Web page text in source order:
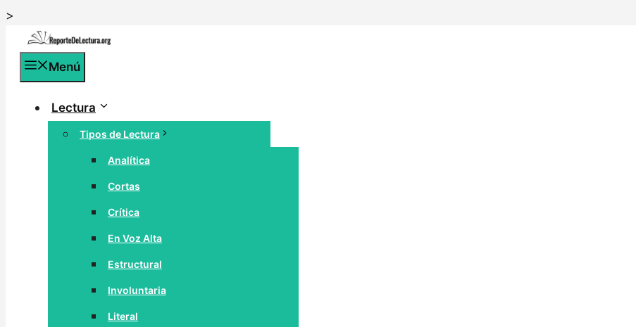
>
contenido
Menú
Lectura
Tipos de Lectura
Analítica
Cortas
Crítica
En Voz Alta
Estructural
Involuntaria
Literal